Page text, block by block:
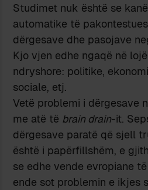
Studimet nuk është se
automatike të
dërgesave dhe pasojave
Kjo vjen edhe ngaqë në
ndryshore: politike,
sociale, etj.
Vetë problemi i dërgesave
me atë të brain drain-it.
dërgesave paratë që sjell
është i papërfillshëm, e
se edhe vende evropiane
ende sot problemin e ikjes